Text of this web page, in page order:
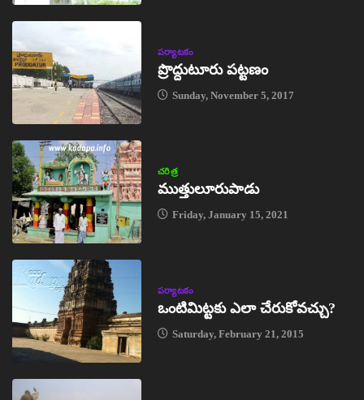
పర్యాటకం
ప్రొద్దుటూరు పట్టణం
Sunday, November 5, 2017
చరిత్ర
ముత్తులూరుపాడు
Friday, January 15, 2021
పర్యాటకం
ఒంటిమిట్టకు ఎలా చేరుకోవచ్చు?
Saturday, February 21, 2015